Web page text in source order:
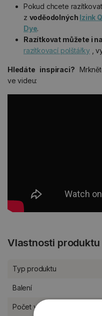
Pokud chcete
z voděodolných Izink
Dye.
Razítkovat můžete i
razítkovací polštářky,
Hledáte inspiraci?
ve videu:
Vlastnosti produktu
Typ produktu
Balení
Počet v balení